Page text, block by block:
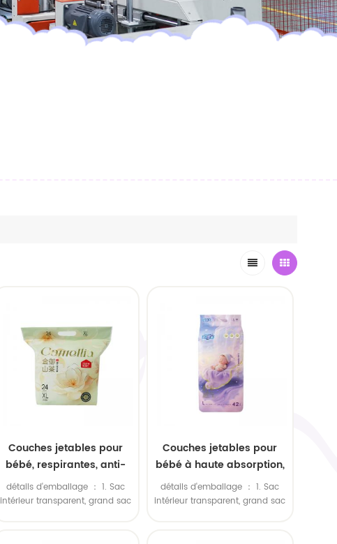
Couches jetables pour
bébé, respirantes, anti-
fuites et à haute
absorption, en coton
détails d'emballage ： 1. Sac
intérieur transparent, grand sac
Couches jetables pour
bébé à haute absorption,
qualité A, vente en gros,
couches adhésives, vente
détails d'emballage ： 1. Sac
intérieur transparent, grand sac